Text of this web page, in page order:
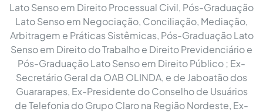
Lato Senso em Direito Processual Civil, Pós-Graduação
Lato Senso em Negociação, Conciliação, Mediação,
Arbitragem e Práticas Sistêmicas, Pós-Graduação Lato
Senso em Direito do Trabalho e Direito Previdenciário e
Pós-Graduação Lato Senso em Direito Público ; Ex-
Secretário Geral da OAB OLINDA, e de Jaboatão dos
Guararapes, Ex-Presidente do Conselho de Usuários
de Telefonia do Grupo Claro na Região Nordeste, Ex-